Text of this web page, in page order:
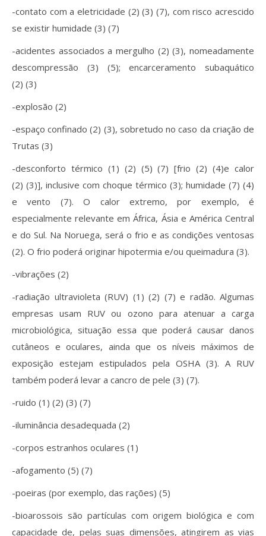
-contato com a eletricidade (2) (3) (7), com risco acrescido
se existir humidade (3) (7)
-acidentes associados a mergulho (2) (3), nomeadamente
descompressão (3) (5); encarceramento subaquático
(2) (3)
-explosão (2)
-espaço confinado (2) (3), sobretudo no caso da criação de
Trutas (3)
-desconforto térmico (1) (2) (5) (7) [frio (2) (4)e calor
(2) (3)], inclusive com choque térmico (3); humidade (7) (4)
e vento (7). O calor extremo, por exemplo, é
especialmente relevante em África, Ásia e América Central
e do Sul. Na Noruega, será o frio e as condições ventosas
(2). O frio poderá originar hipotermia e/ou queimadura (3).
-vibrações (2)
-radiação ultravioleta (RUV) (1) (2) (7) e radão. Algumas
empresas usam RUV ou ozono para atenuar a carga
microbiológica, situação essa que poderá causar danos
cutâneos e oculares, ainda que os níveis máximos de
exposição estejam estipulados pela OSHA (3). A RUV
também poderá levar a cancro de pele (3) (7).
-ruido (1) (2) (3) (7)
-iluminância desadequada (2)
-corpos estranhos oculares (1)
-afogamento (5) (7)
-poeiras (por exemplo, das rações) (5)
-bioarossois são partículas com origem biológica e com
capacidade de, pelas suas dimensões, atingirem as vias